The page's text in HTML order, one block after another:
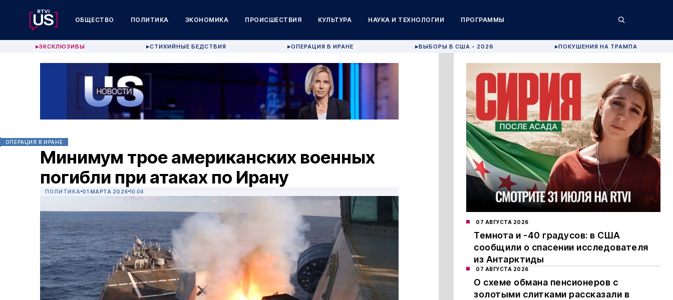
ОБЩЕСТВО ПОЛИТИКА ЭКОНОМИКА ПРОИСШЕСТВИЯ КУЛЬТУРА НАУКА И ТЕХНОЛОГИИ ПРОГРАММЫ
▶ЭКСКЛЮЗИВЫ ▶СТИХИЙНЫЕ БЕДСТВИЯ ▶ОПЕРАЦИЯ В ИРАНЕ ▶ВЫБОРЫ В США - 2026 ▶ПОКУШЕНИЯ НА ТРАМПА
ОПЕРАЦИЯ В ИРАНЕ
Минимум трое американских военных
погибли при атаках по Ирану
ПОЛИТИКА 01 МАРТА 2026 10:04
07 АВГУСТА 2026
Темнота и -40 градусов: в США
сообщили о спасении исследователя
из Антарктиды
07 АВГУСТА 2026
О схеме обмана пенсионеров с
золотыми слитками рассказали в